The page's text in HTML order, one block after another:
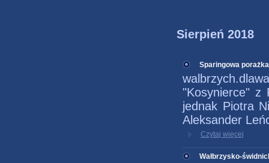
Sierpień 2018
Sparingowa
"Kosynierce" z
jednak Piotra
Aleksander
Czytaj więcej
Wałbrzysko-